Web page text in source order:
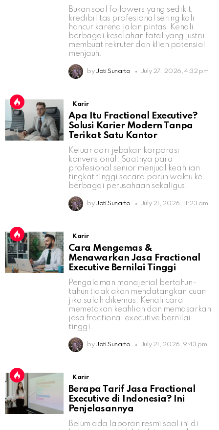
Bukan soal followers yang sedikit,
kredibilitas profesional sering kali
hancur karena jalan pintas. Kenali
berbagai kesalahan fatal yang justru
membuat rekruter dan klien potensial
menjauh.
by Jati Sunarto July 27, 2026, 4:32 pm
Karir
Apa Itu Fractional Executive?
Solusi Karier Modern Tanpa
Terikat Satu Kantor
Keluar dari jebakan korporasi
konvensional. Saatnya para
profesional senior menjual keahlian
tingkat tinggi secara paruh waktu ke
berbagai perusahaan sekaligus.
by Jati Sunarto July 21, 2026, 11:23 am
Karir
Cara Mengemas &
Menawarkan Jasa Fractional
Executive Bernilai Tinggi
Pengalaman manajerial bertahun-
tahun tidak akan mendatangkan cuan
jika salah dikemas. Kenali cara
memetakan keahlian dan memasarkan
jasa fractional executive bernilai
tinggi.
by Jati Sunarto July 21, 2026, 9:43 pm
Karir
Berapa Tarif Jasa Fractional
Executive di Indonesia? Ini
Penjelasannya
Belum ada laporan resmi soal ini di